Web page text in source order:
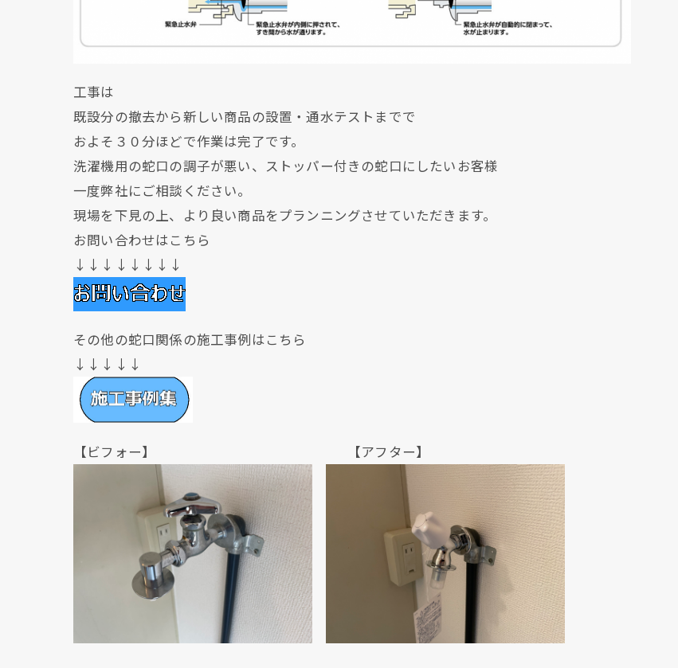
工事は
既設分の撤去から新しい商品の設置・通水テストまでで
およそ３０分ほどで作業は完了です。
洗濯機用の蛇口の調子が悪い、ストッパー付きの蛇口にしたいお客様
一度弊社にご相談ください。
現場を下見の上、より良い商品をプランニングさせていただきます。
お問い合わせはこちら
↓↓↓↓↓↓↓↓
その他の蛇口関係の施工事例はこちら
↓↓↓↓↓
【ビフォー】 【アフター】
クリックでチラシのページにジャンプします
クリックでチラシのページにジャンプします